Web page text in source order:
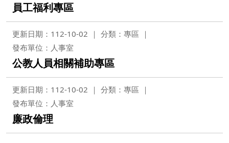
員工福利專區
更新日期：112-10-02
分類：專區
發布單位：人事室
公教人員相關補助專區
更新日期：112-10-02
分類：專區
發布單位：人事室
廉政倫理